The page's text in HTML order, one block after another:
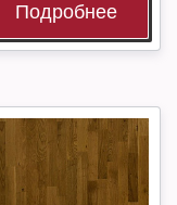
Подробнее